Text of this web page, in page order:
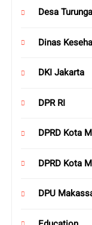
Desa
Dinas
DKI Jakarta
DPR RI
DPRD Kota
DPRD Kota
DPU